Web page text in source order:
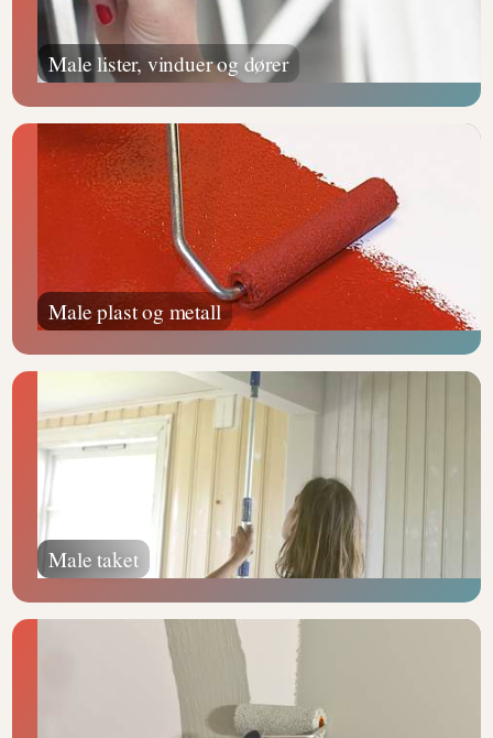
Male lister, vinduer og dører
Male plast og metall
Male taket